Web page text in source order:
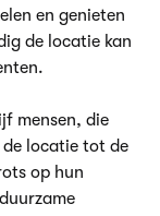
en genieten
de locatie kan
mensen, die
de locatie tot de
op hun